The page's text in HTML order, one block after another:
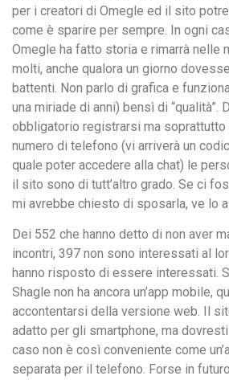
per i creatori di Omegle ed il sito
come è sparire per sempre. In ogni
Omegle ha fatto storia e rimarrà nelle
molti, anche qualora un giorno
battenti. Non parlo di grafica e
una miriade di anni) bensì di “qualità”.
obbligatorio registrarsi ma
numero di telefono (vi arriverà un
quale poter accedere alla chat) le
il sito sono di tutt’altro grado. Se ci
mi avrebbe chiesto di sposarla, ve lo
Dei 552 che hanno detto di non aver
incontri, 397 non sono interessati al
hanno risposto di essere interessati.
Shagle non ha ancora un’app mobile,
accontentarsi della versione web. Il
adatto per gli smartphone, ma
caso non è così conveniente come
separata per il telefono. Forse in